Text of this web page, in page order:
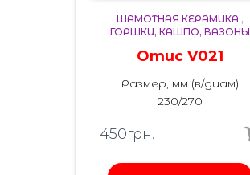
ШАМОТНАЯ КЕРАМИКА ,
ГОРШКИ, КАШПО, ВАЗОНЫ
Отис V021
Размер, мм (в/диам)
230/270
450грн.